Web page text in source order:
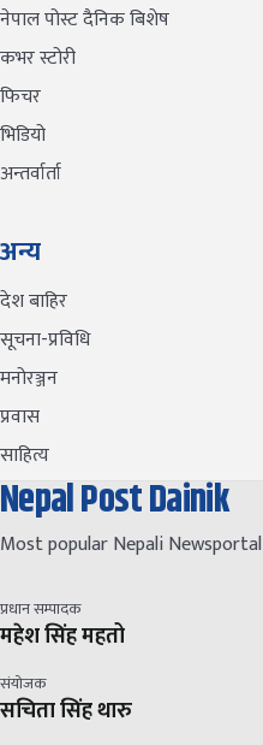
नेपाल पोस्ट दैनिक बिशेष
कभर स्टोरी
फिचर
भिडियो
अन्तर्वार्ता
अन्य
देश बाहिर
सूचना-प्रविधि
मनोरञ्जन
प्रवास
साहित्य
Nepal Post Dainik
Most popular Nepali Newsportal
प्रधान सम्पादक
महेश सिंह महतो
संयोजक
सचिता सिंह थारु